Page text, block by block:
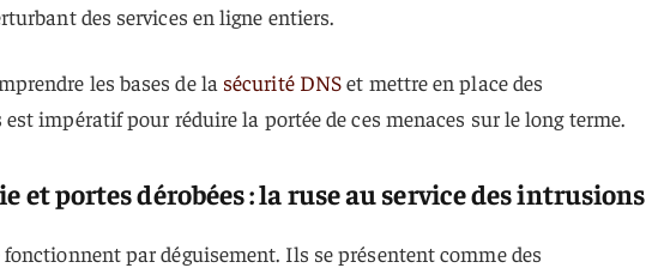
des services en ligne entiers.
les bases de la sécurité DNSet mettre en place des
impératif pour réduire la portée de ces menaces sur le long terme.
et portes dérobées : la ruse au service des intrusions
fonctionnent par déguisement. Ils se présentent comme des